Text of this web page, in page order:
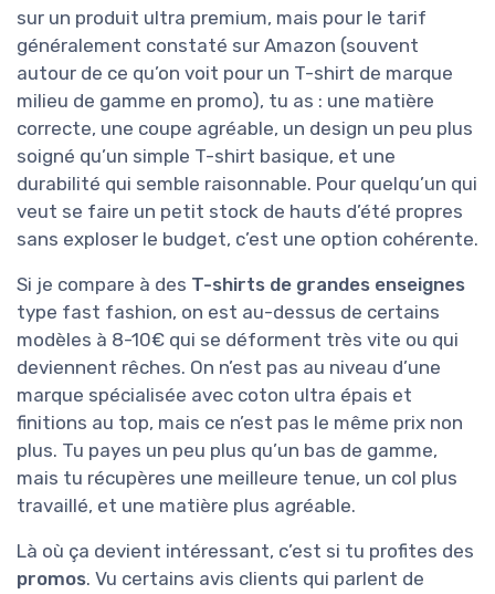
sur un produit ultra premium, mais pour le tarif
généralement constaté sur Amazon (souvent
autour de ce qu’on voit pour un T-shirt de marque
milieu de gamme en promo), tu as : une matière
correcte, une coupe agréable, un design un peu plus
soigné qu’un simple T-shirt basique, et une
durabilité qui semble raisonnable. Pour quelqu’un qui
veut se faire un petit stock de hauts d’été propres
sans exploser le budget, c’est une option cohérente.
Si je compare à des T-shirts de grandes enseignes
type fast fashion, on est au-dessus de certains
modèles à 8-10€ qui se déforment très vite ou qui
deviennent rêches. On n’est pas au niveau d’une
marque spécialisée avec coton ultra épais et
finitions au top, mais ce n’est pas le même prix non
plus. Tu payes un peu plus qu’un bas de gamme,
mais tu récupères une meilleure tenue, un col plus
travaillé, et une matière plus agréable.
Là où ça devient intéressant, c’est si tu profites des
promos. Vu certains avis clients qui parlent de